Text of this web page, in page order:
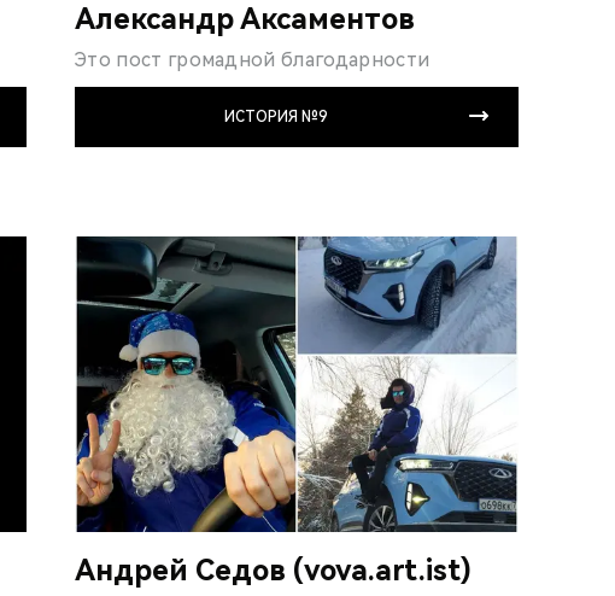
Александр Аксаментов
Это пост громадной благодарности
ИСТОРИЯ №9
Андрей Седов (vova.art.ist)